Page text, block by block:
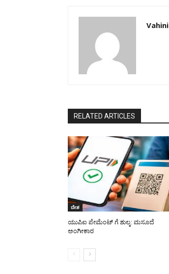
Vahini
RELATED ARTICLES
ದೇಶ
ಯುಪಿಐ ಪೇಮೆಂಟ್ ಗೆ ಶುಲ್ಕ: ಮಸೂದೆ
ಅಂಗೀಕಾರ